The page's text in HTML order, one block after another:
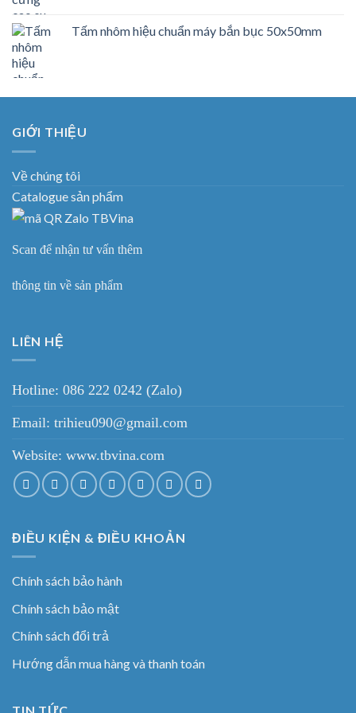
Tấm nhôm hiệu chuẩn máy bắn bục 50x50mm
GIỚI THIỆU
Về chúng tôi
Catalogue sản phẩm
Scan để nhận tư vấn thêm
thông tin về sản phẩm
LIÊN HỆ
Hotline: 086 222 0242 (Zalo)
Email: trihieu090@gmail.com
Website: www.tbvina.com
ĐIỀU KIỆN & ĐIỀU KHOẢN
Chính sách bảo hành
Chính sách bảo mật
Chính sách đổi trả
Hướng dẫn mua hàng và thanh toán
TIN TỨC